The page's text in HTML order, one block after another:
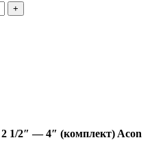
1/2″ — 4″ (комплект) Acon